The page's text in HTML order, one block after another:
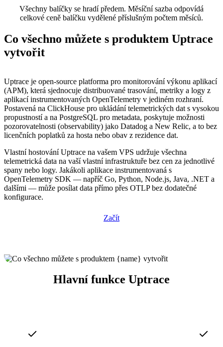
Všechny balíčky se hradí předem. Měsíční sazba odpovídá
celkové ceně balíčku vydělené příslušným počtem měsíců.
Co všechno můžete s produktem Uptrace
vytvořit
Uptrace je open-source platforma pro monitorování výkonu aplikací
(APM), která sjednocuje distribuované trasování, metriky a logy z
aplikací instrumentovaných OpenTelemetry v jediném rozhraní.
Postavená na ClickHouse pro ukládání telemetrických dat s vysokou
propustností a na PostgreSQL pro metadata, poskytuje možnosti
pozorovatelnosti (observability) jako Datadog a New Relic, a to bez
licenčních poplatků za hosta nebo obav z rezidence dat.
Vlastní hostování Uptrace na vašem VPS udržuje všechna
telemetrická data na vaší vlastní infrastruktuře bez cen za jednotlivé
spany nebo logy. Jakákoli aplikace instrumentovaná s
OpenTelemetry SDK — napříč Go, Python, Node.js, Java, .NET a
dalšími — může posílat data přímo přes OTLP bez dodatečné
konfigurace.
Začít
Hlavní funkce Uptrace